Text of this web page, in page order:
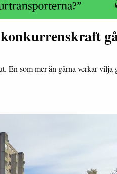
En som mer än gärna verkar vilja